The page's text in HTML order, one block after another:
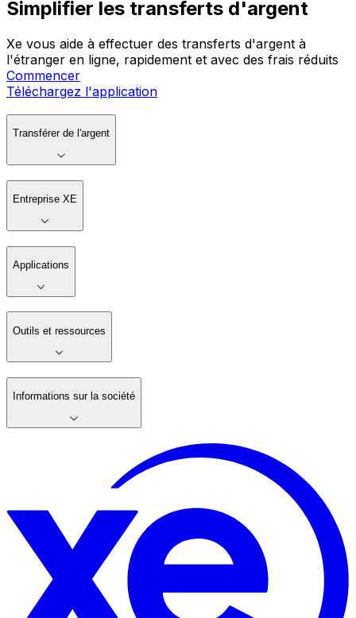
Simplifier les transferts d'argent
Xe vous aide à effectuer des transferts d'argent à
l'étranger en ligne, rapidement et avec des frais réduits
Commencer
Téléchargez l'application
Transférer de l'argent
Entreprise XE
Applications
Outils et ressources
Informations sur la société